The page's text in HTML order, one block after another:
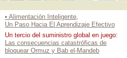
Un tercio del suministro global en juego:
Las consecuencias catastróficas de
bloquear Ormuz y Bab el-Mandeb
• Alimentación Inteligente,
Un Paso Hacia El Aprendizaje Efectivo